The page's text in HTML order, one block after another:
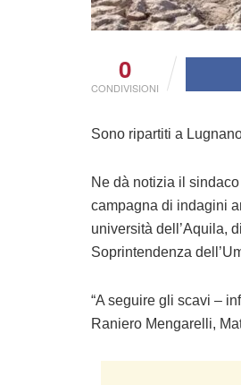
0
CONDIVISIONI
Sono ripartiti a
Ne dà notizia il
campagna di indagini
università dell’Aquila,
Soprintendenza
“A seguire gli scavi –
Raniero Mengarelli,